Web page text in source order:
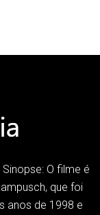
O filme é
que foi
anos de 1998 e